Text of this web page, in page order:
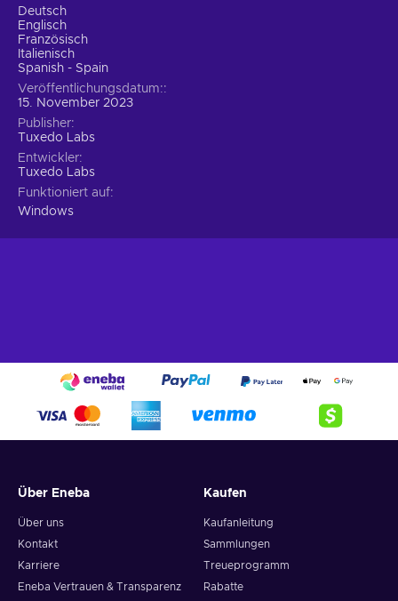
Deutsch
Englisch
Französisch
Italienisch
Spanish - Spain
Veröffentlichungsdatum:
15. November 2023
Publisher
Tuxedo Labs
Entwickler
Tuxedo Labs
Funktioniert auf
Windows
Über Eneba
Über uns
Kontakt
Karriere
Eneba Vertrauen & Transparenz
Kaufen
Kaufanleitung
Sammlungen
Treueprogramm
Rabatte